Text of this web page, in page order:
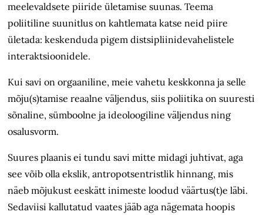
meelevaldsete piiride ületamise suunas. Teema
poliitiline suunitlus on kahtlemata katse neid piire
ületada: keskenduda pigem distsipliinide­vahelistele
interaktsioonidele.
Kui savi on orgaaniline, meie vahetu keskkonna ja selle
mõju(s)tamise reaalne väljendus, siis poliitika on suuresti
sõnaline, sümboolne ja ideoloogiline väljendus ning
osalusvorm.
Suures plaanis ei tundu savi mitte midagi juhtivat, aga
see võib olla ekslik, antropotsentristlik hinnang, mis
näeb mõjukust eeskätt inimeste loodud väärtus(t)e läbi.
Sedaviisi kallutatud vaates jääb aga nägemata hoopis